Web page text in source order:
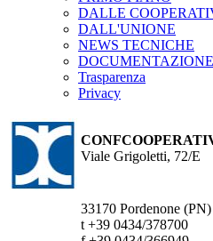
DALLE
DALL'UNIONE
NEWS TECNICHE
DOCUMENTAZIONE
Trasparenza
Privacy
Viale Grigoletti, 72/E
33170 Pordenone (PN)
t +39 0434/378700